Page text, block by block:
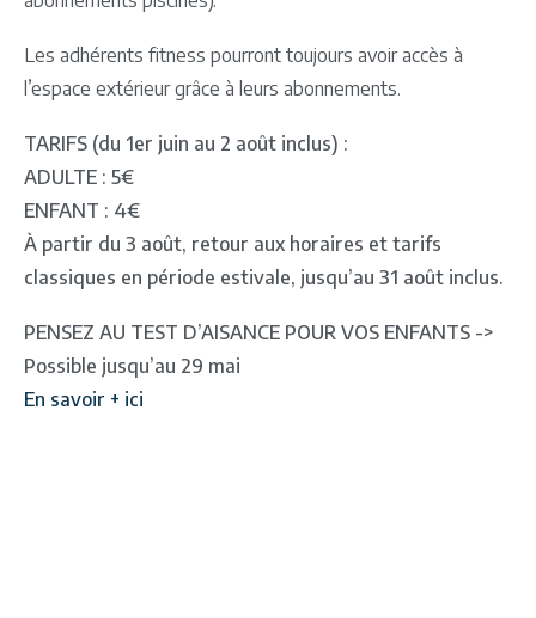
Les adhérents fitness pourront toujours avoir accès à
l’espace extérieur grâce à leurs abonnements.
TARIFS (du 1er juin au 2 août inclus) :
ADULTE : 5€
ENFANT : 4€
À partir du 3 août, retour aux horaires et tarifs
classiques en période estivale, jusqu’au 31 août inclus.
PENSEZ AU TEST D’AISANCE POUR VOS ENFANTS ->
Possible jusqu’au 29 mai
En savoir + ici